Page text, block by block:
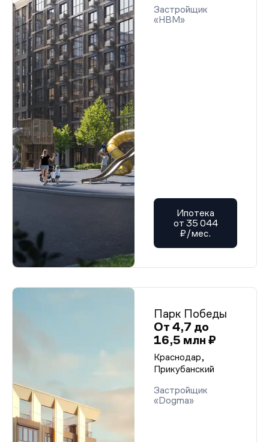
Застройщик
«НВМ»
Ипотека
от 35 044
₽/мес.
Парк Победы
От 4,7 до
16,5 млн ₽
Краснодар,
Прикубанский
Застройщик
«Dogma»